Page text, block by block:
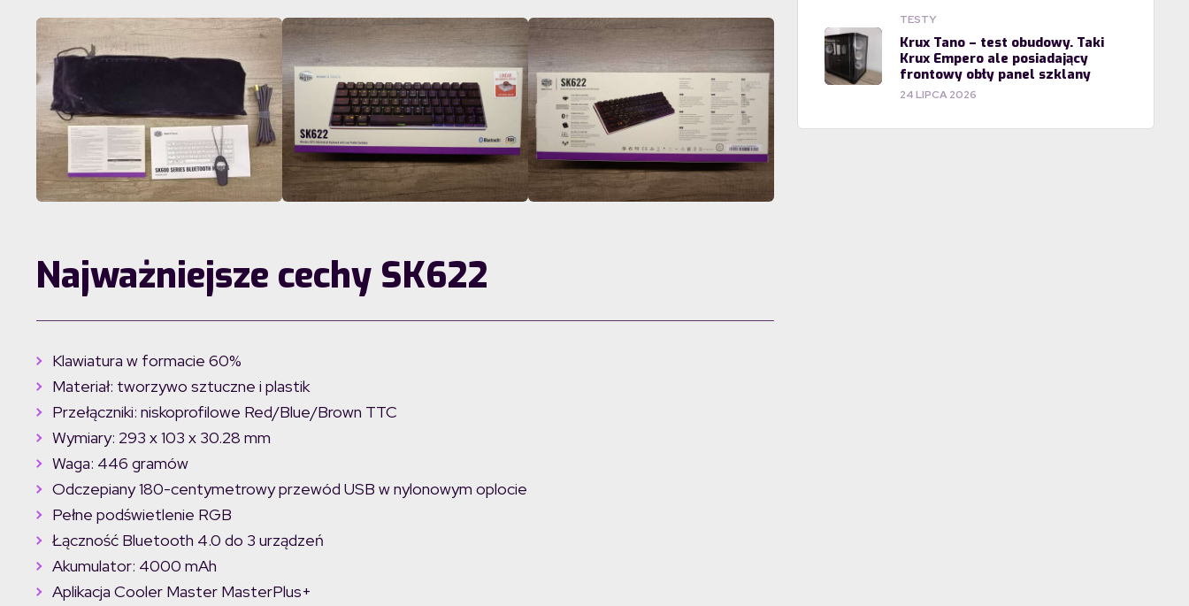
Najważniejsze cechy SK622
Klawiatura w formacie 60%
Materiał: tworzywo sztuczne i plastik
Przełączniki: niskoprofilowe Red/Blue/Brown TTC
Wymiary: 293 x 103 x 30.28 mm
Waga: 446 gramów
Odczepiany 180-centymetrowy przewód USB w nylonowym oplocie
Pełne podświetlenie RGB
Łączność Bluetooth 4.0 do 3 urządzeń
Akumulator: 4000 mAh
Aplikacja Cooler Master MasterPlus+
TESTY
Krux Tano – test obudowy. Taki
Krux Empero ale posiadający
frontowy obły panel szklany
24 LIPCA 2026